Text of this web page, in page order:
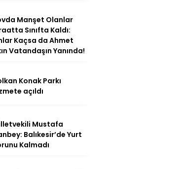
Manşet Olanlar
Sınıfta Kaldı:
Kaçsa da Ahmet
Vatandaşın Yanında!
Konak Parkı
açıldı
Mustafa
Balıkesir’de Yurt
Kalmadı